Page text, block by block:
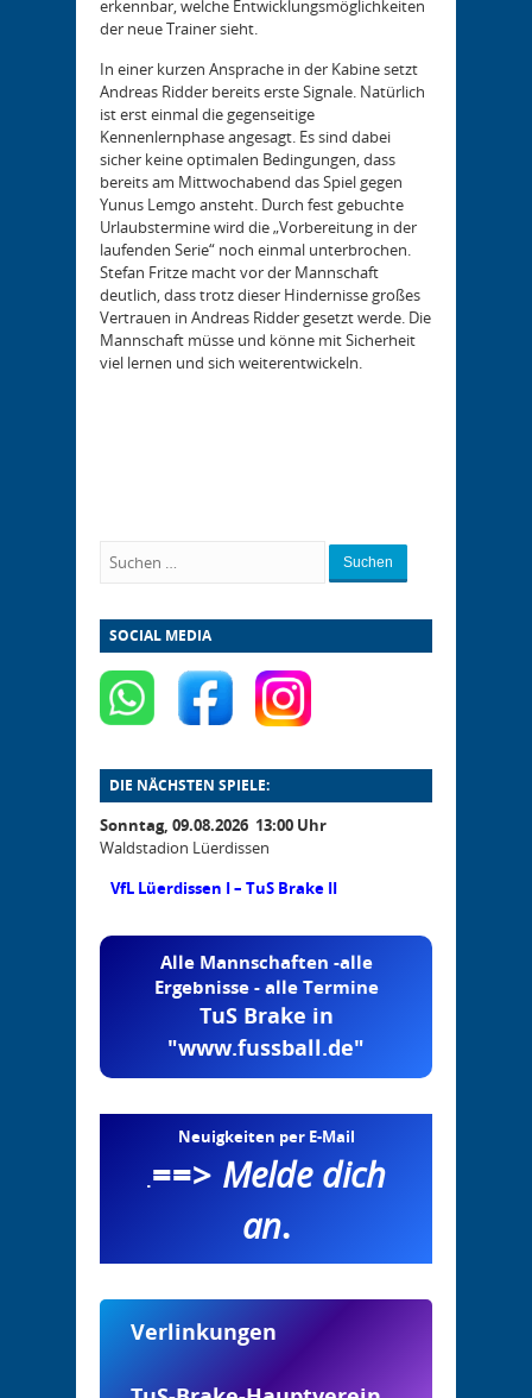
erkennbar, welche Entwicklungsmöglichkeiten
der neue Trainer sieht.
In einer kurzen Ansprache in der Kabine setzt
Andreas Ridder bereits erste Signale. Natürlich
ist erst einmal die gegenseitige
Kennenlernphase angesagt. Es sind dabei
sicher keine optimalen Bedingungen, dass
bereits am Mittwochabend das Spiel gegen
Yunus Lemgo ansteht. Durch fest gebuchte
Urlaubstermine wird die „Vorbereitung in der
laufenden Serie“ noch einmal unterbrochen.
Stefan Fritze macht vor der Mannschaft
deutlich, dass trotz dieser Hindernisse großes
Vertrauen in Andreas Ridder gesetzt werde. Die
Mannschaft müsse und könne mit Sicherheit
viel lernen und sich weiterentwickeln.
Suchen
SOCIAL MEDIA
DIE NÄCHSTEN SPIELE:
Sonntag, 09.08.2026 13:00 Uhr
Waldstadion Lüerdissen
VfL Lüerdissen I – TuS Brake II
Alle Mannschaften -alle
Ergebnisse - alle Termine
TuS Brake in
"www.fussball.de"
Neuigkeiten per E-Mail
.==> Melde dich
an.
Verlinkungen